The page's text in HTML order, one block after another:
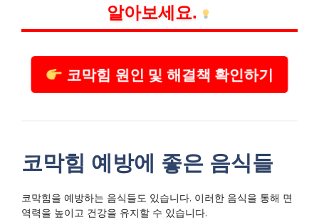
알아보세요.
코막힘 원인 및 해결책 확인하기
코막힘 예방에 좋은 음식들
코막힘을 예방하는 음식들도 있습니다. 이러한 음식을 통해 면
역력을 높이고 건강을 유지할 수 있습니다.